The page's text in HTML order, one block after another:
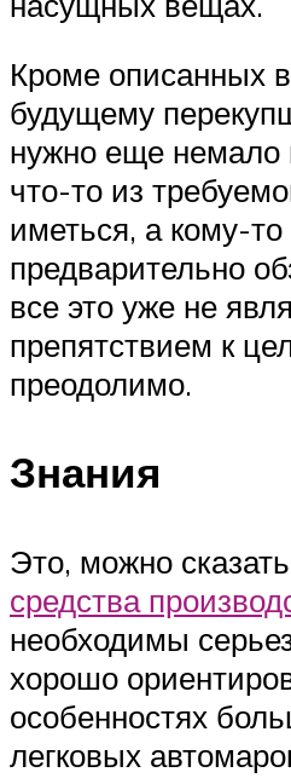
Кроме описанных
будущему
нужно еще немало
что-то из
иметься, а кому-
предварительно
все это уже не
препятствием к
преодолимо.
Знания
Это, можно
средства
необходимы
хорошо
особенностях
легковых